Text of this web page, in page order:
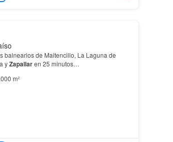
balnearios de Maitencillo, La Laguna de
yZapallaren 25 minutos…
m²